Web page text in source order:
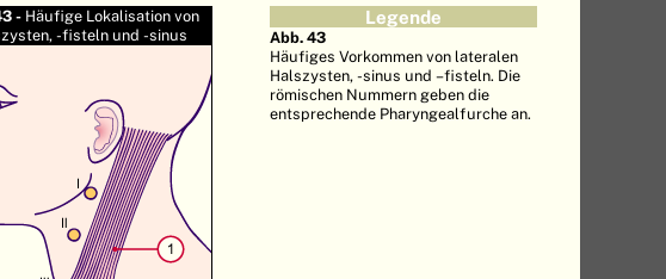
- Häufige Lokalisation von
-fisteln und -sinus
Legende
Abb. 43
Häufiges Vorkommen von lateralen
Halszysten, -sinus und –fisteln. Die
römischen Nummern geben die
entsprechende Pharyngealfurche an.